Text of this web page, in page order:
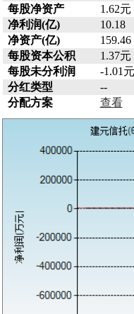
每股净资产
1.62元
净利润(亿)
10.18
净资产(亿)
159.46
每股资本公积
1.37元
每股未分利润
-1.01元
分红类型
--
分配方案
查看